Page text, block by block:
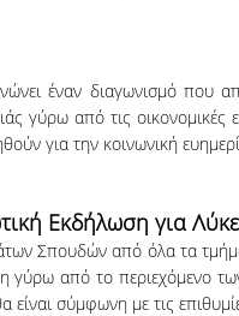
έναν διαγωνισμό που
γύρω από τις οικονομικές
για την κοινωνική
Εκδήλωση για
Σπουδών από όλα τα
από το περιεχόμενο
σύμφωνη με τις